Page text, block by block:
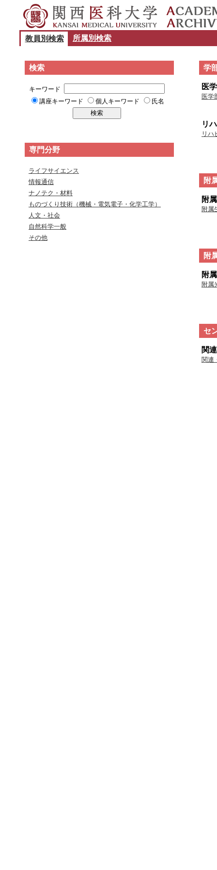
教員別検索 所属別検索
検索
キーワード
講座キーワード
個人キーワード 氏名
専門分野
ライフサイエンス
情報通信
ナノテク・材料
ものづくり技術（機械・電気電子・化学工学）
人文・社会
自然科学一般
その他
学
医
医学
リ
リハ
附
附
附属
附
附
附属
セ
関
関連